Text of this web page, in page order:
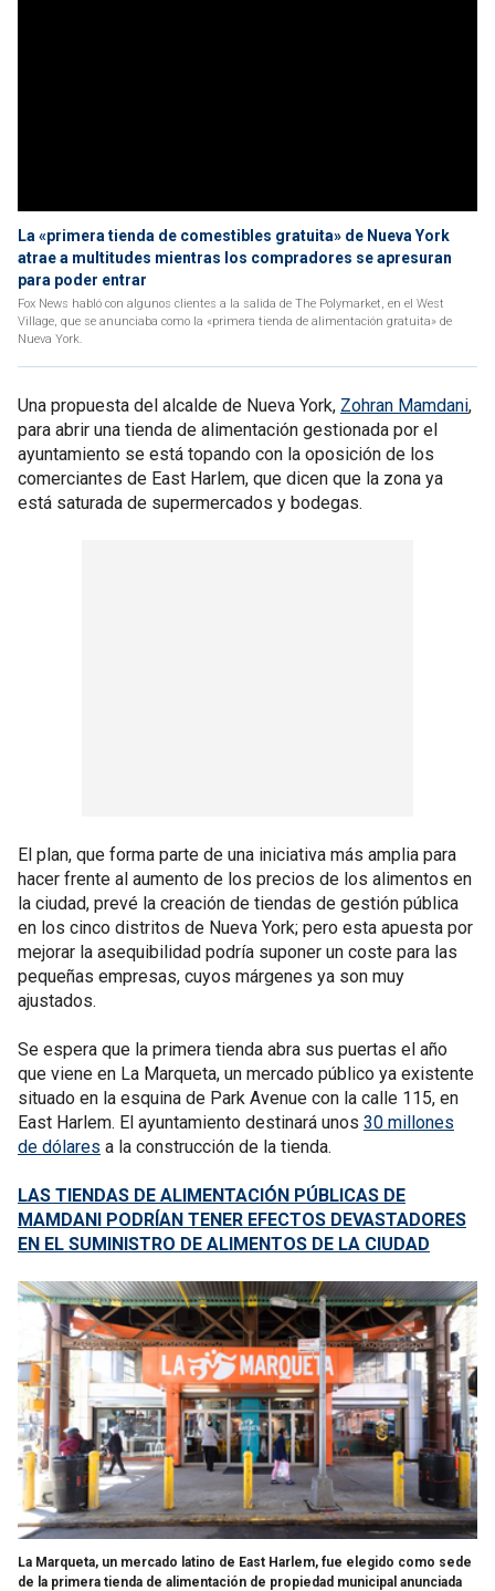
La «primera tienda de comestibles gratuita» de Nueva York
atrae a multitudes mientras los compradores se apresuran
para poder entrar
Fox News habló con algunos clientes a la salida de The Polymarket, en el West
Village, que se anunciaba como la «primera tienda de alimentación gratuita» de
Nueva York.
Una propuesta del alcalde de Nueva York, Zohran Mamdani,
para abrir una tienda de alimentación gestionada por el
ayuntamiento se está topando con la oposición de los
comerciantes de East Harlem, que dicen que la zona ya
está saturada de supermercados y bodegas.
El plan, que forma parte de una iniciativa más amplia para
hacer frente al aumento de los precios de los alimentos en
la ciudad, prevé la creación de tiendas de gestión pública
en los cinco distritos de Nueva York; pero esta apuesta por
mejorar la asequibilidad podría suponer un coste para las
pequeñas empresas, cuyos márgenes ya son muy
ajustados.
Se espera que la primera tienda abra sus puertas el año
que viene en La Marqueta, un mercado público ya existente
situado en la esquina de Park Avenue con la calle 115, en
East Harlem. El ayuntamiento destinará unos 30 millones
de dólares a la construcción de la tienda.
LAS TIENDAS DE ALIMENTACIÓN PÚBLICAS DE
MAMDANI PODRÍAN TENER EFECTOS DEVASTADORES
EN EL SUMINISTRO DE ALIMENTOS DE LA CIUDAD
La Marqueta, un mercado latino de East Harlem, fue elegido como sede
de la primera tienda de alimentación de propiedad municipal anunciada